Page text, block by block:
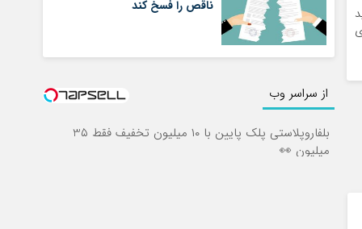
ناقص را فسخ کند
از سراسر وب
بلفاروپلاستی پلک پایین با ۱۰ میلیون تخفیف فقط 3۵
میلیون 👀